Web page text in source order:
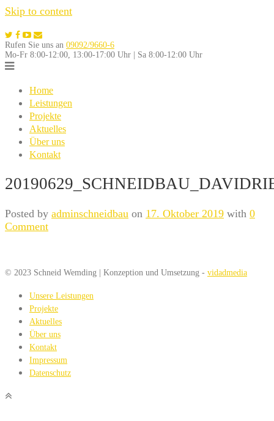
Skip to content
Rufen Sie uns an 09092/9660-6
Mo-Fr 8:00-12:00, 13:00-17:00 Uhr | Sa 8:00-12:00 Uhr
Home
Leistungen
Projekte
Aktuelles
Über uns
Kontakt
Posted by adminschneidbau on 17. Oktober 2019 with 0
Comment
© 2023 Schneid Wemding | Konzeption und Umsetzung - vidadmedia
Unsere Leistungen
Projekte
Aktuelles
Über uns
Kontakt
Impressum
Datenschutz